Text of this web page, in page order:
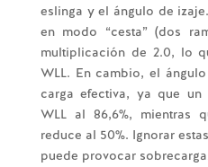
eslinga y el ángulo de
en modo “cesta” (dos
multiplicación de 2.0, lo
WLL. En cambio, el
carga efectiva, ya que
WLL al 86,6%, mientras
reduce al 50%. Ignorar
puede provocar